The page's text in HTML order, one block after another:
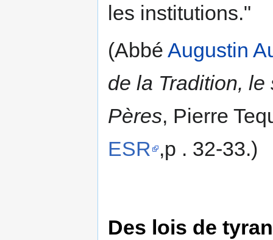
les institutions."
(Abbé Augustin
de la Tradition,
Pères, Pierre
ESR ,p . 32-33.)
Des lois de